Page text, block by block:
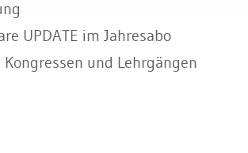
UPDATE im Jahresabo
und Lehrgängen